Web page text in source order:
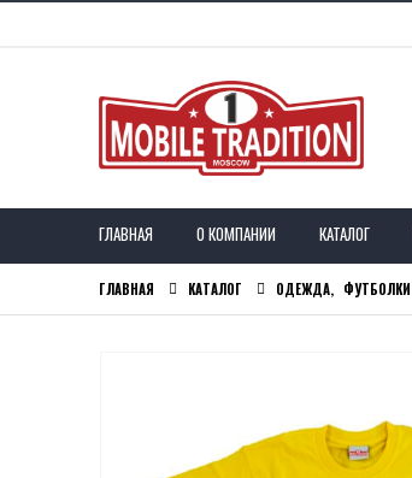
ГЛАВНАЯ О КОМПАНИИ КАТАЛОГ
ГЛАВНАЯ КАТАЛОГ ОДЕЖДА, ФУТБОЛКИ